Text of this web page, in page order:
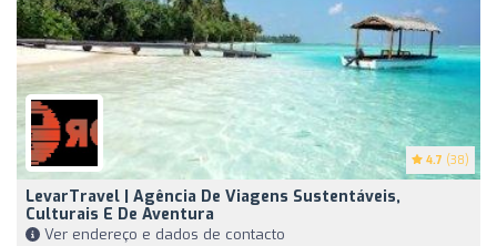
4.7 (38)
LevarTravel | Agência De Viagens Sustentáveis,
Culturais E De Aventura
Ver endereço e dados de contacto